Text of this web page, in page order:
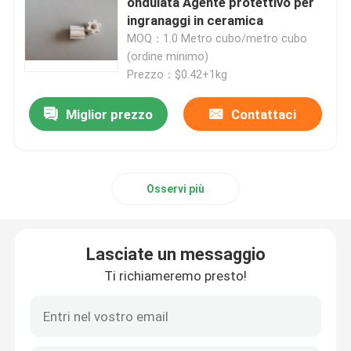
carbonato di litio
imballaggio a torre strutturato
ingranaggi in ceramica
MOQ：1.0 Metro cubo/metro cubo
(ordine minimo)
Prezzo：$0.42+1kg
Miglior prezzo Contattaci
Osservi più
Lasciate un messaggio
Ti richiameremo presto!